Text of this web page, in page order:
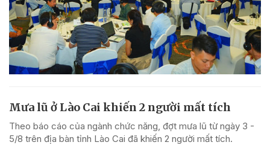
Mưa lũ ở Lào Cai khiến 2 người mất tích
Theo báo cáo của ngành chức năng, đợt mưa lũ từ ngày 3 -
5/8 trên địa bàn tỉnh Lào Cai đã khiến 2 người mất tích.